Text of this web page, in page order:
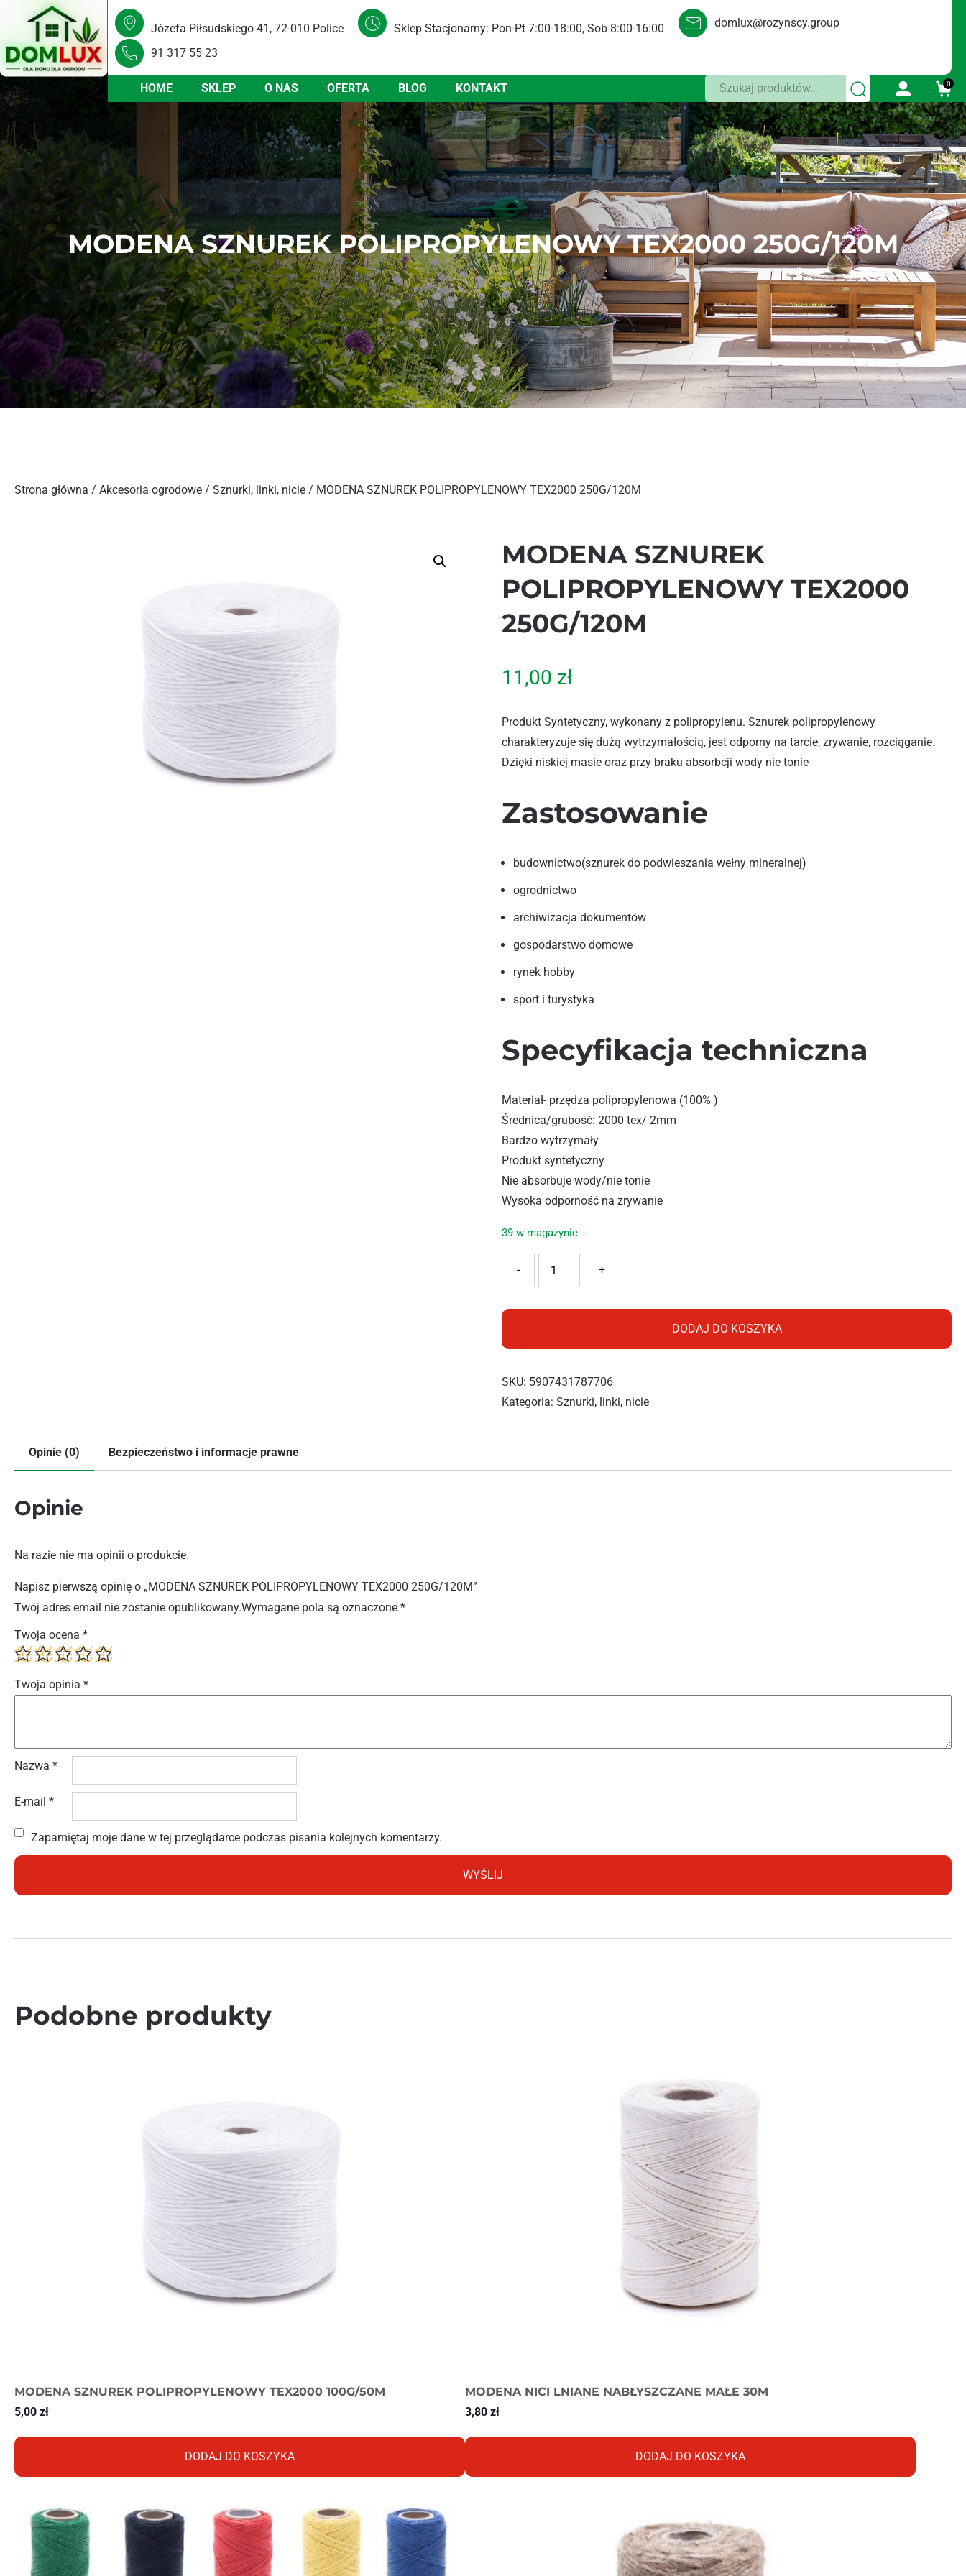
Józefa Piłsudskiego 41, 72-010 Police Sklep Stacjonarny: Pon-Pt 7:00-18:00, Sob 8:00-16:00 domlux@rozynscy.group
91 317 55 23
HOME SKLEP O NAS OFERTA BLOG KONTAKT Szukaj: 0
MODENA SZNUREK POLIPROPYLENOWY TEX2000 250G/120M
Strona główna / Akcesoria ogrodowe / Sznurki, linki, nicie / MODENA SZNUREK POLIPROPYLENOWY TEX2000 250G/120M
MODENA SZNUREK
POLIPROPYLENOWY TEX2000
250G/120M
11,00 zł
Produkt Syntetyczny, wykonany z polipropylenu. Sznurek polipropylenowy
charakteryzuje się dużą wytrzymałością, jest odporny na tarcie, zrywanie, rozciąganie.
Dzięki niskiej masie oraz przy braku absorbcji wody nie tonie
Zastosowanie
budownictwo(sznurek do podwieszania wełny mineralnej)
ogrodnictwo
archiwizacja dokumentów
gospodarstwo domowe
rynek hobby
sport i turystyka
Specyfikacja techniczna
Materiał- przędza polipropylenowa (100% )
Średnica/grubość: 2000 tex/ 2mm
Bardzo wytrzymały
Produkt syntetyczny
Nie absorbuje wody/nie tonie
Wysoka odporność na zrywanie
39 w magazynie
+
-
DODAJ DO KOSZYKA
SKU: 5907431787706
Kategoria:Sznurki, linki, nicie
Opinie (0) Bezpieczeństwo i informacje prawne
Opinie
Na razie nie ma opinii o produkcie.
Napisz pierwszą opinię o „MODENA SZNUREK POLIPROPYLENOWY TEX2000 250G/120M”
Twój adres email nie zostanie opublikowany.Wymagane pola są oznaczone *
Twoja ocena *
Twoja opinia *
Nazwa *
E-mail *
Zapamiętaj moje dane w tej przeglądarce podczas pisania kolejnych komentarzy.
Podobne produkty
MODENA SZNUREK POLIPROPYLENOWY TEX2000 100G/50M
5,00 zł
DODAJ DO KOSZYKA
MODENA NICI LNIANE NABŁYSZCZANE MAŁE 30M
3,80 zł
DODAJ DO KOSZYKA